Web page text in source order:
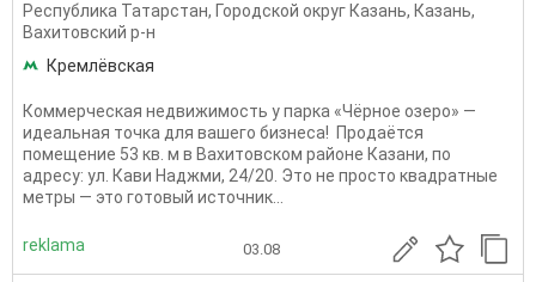
Республика Татарстан, Городской округ Казань, Казань,
Вахитовский р-н
Кремлёвская
Коммерческая недвижимость у парка «Чёрное озеро» —
идеальная точка для вашего бизнеса! Продаётся
помещение 53 кв. м в Вахитовском районе Казани, по
адресу: ул. Кави Наджми, 24/20. Это не просто квадратные
метры — это готовый источник...
reklama 03.08